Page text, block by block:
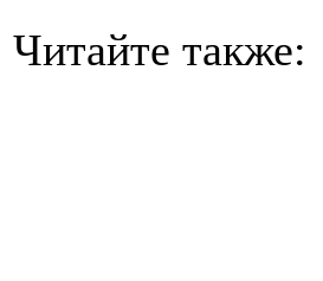
Читайте также: